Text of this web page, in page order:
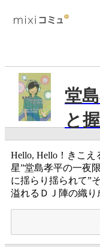
堂
と
Hello, Hello！きこえ
星”堂島孝平の一夜
に揺らり揺られて”
溢れるＤＪ陣の織り